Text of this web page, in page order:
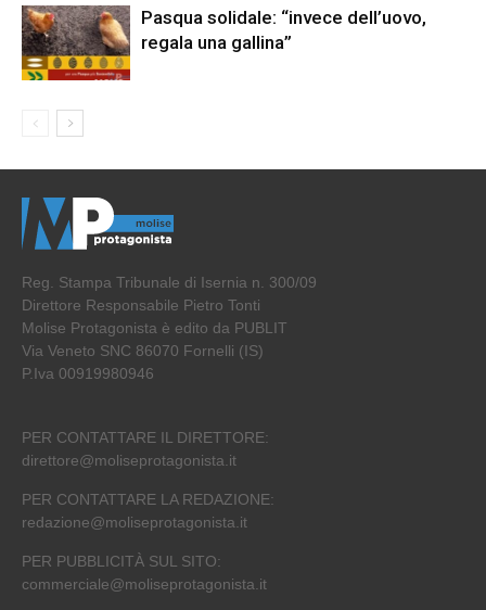
Pasqua solidale: “invece dell’uovo,
regala una gallina”
Reg. Stampa Tribunale di Isernia n. 300/09
Direttore Responsabile Pietro Tonti
Molise Protagonista è edito da PUBLIT
Via Veneto SNC 86070 Fornelli (IS)
P.Iva 00919980946
PER CONTATTARE IL DIRETTORE:
direttore@moliseprotagonista.it
PER CONTATTARE LA REDAZIONE:
redazione@moliseprotagonista.it
PER PUBBLICITÀ SUL SITO:
commerciale@moliseprotagonista.it